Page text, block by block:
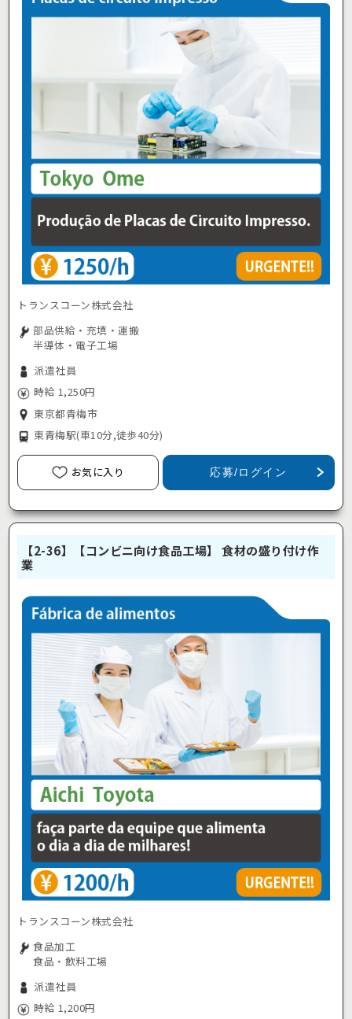
トランスコーン株式会社
部品供給・充填・運搬
半導体・電子工場
派遣社員
時給 1,250円
東京都青梅市
東青梅駅(車10分,徒歩40分)
お気に入り 応募/ログイン
【2-36】【コンビニ向け食品工場】 食材の盛り付け作
業
トランスコーン株式会社
食品加工
食品・飲料工場
派遣社員
時給 1,200円